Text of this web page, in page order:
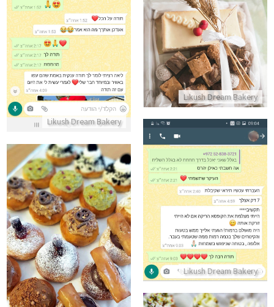
Likush Dream Bakery
התקשר/י
Likush Dream Bakery
מארז לשבועות
התקשר/י
Likush Dream Bakery
ביקורות מלקוחות הצגה
התקשר/י
סופגניות בוטיק להזמנה בחנוכה
התקשר/י